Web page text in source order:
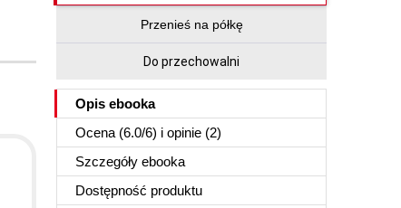
Przenieś na półkę
Do przechowalni
Opis ebooka
Ocena (6.0/6) i opinie (2)
Szczegóły ebooka
Dostępność produktu